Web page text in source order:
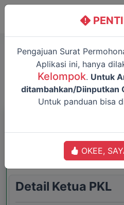
Buat Akun Ketua
PKL
Tambah Anggota +
Pilih Dudi
Praktik Kerja
Tahun
Detail Ketua PKL
Pengajuan Surat
Aplikasi ini, hanya
Kelompok. Untuk
ditambahkan/Diinputkan
Untuk panduan bisa
OKEE,